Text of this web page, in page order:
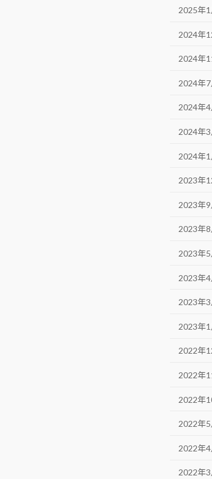
2025年1
2024年
2024年
2024年7
2024年4
2024年3
2024年1
2023年
2023年9
2023年8
2023年5
2023年4
2023年3
2023年1
2022年
2022年
2022年
2022年5
2022年4
2022年3